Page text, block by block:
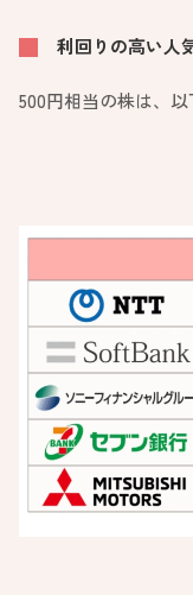
利回りの高い人
500円相当の株は、